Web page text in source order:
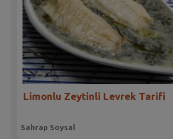
Limonlu Zeytinli Levrek Tarifi
Sahrap Soysal